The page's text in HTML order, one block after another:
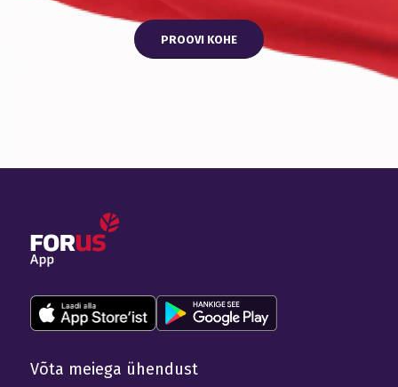
PROOVI KOHE
Võta meiega ühendust